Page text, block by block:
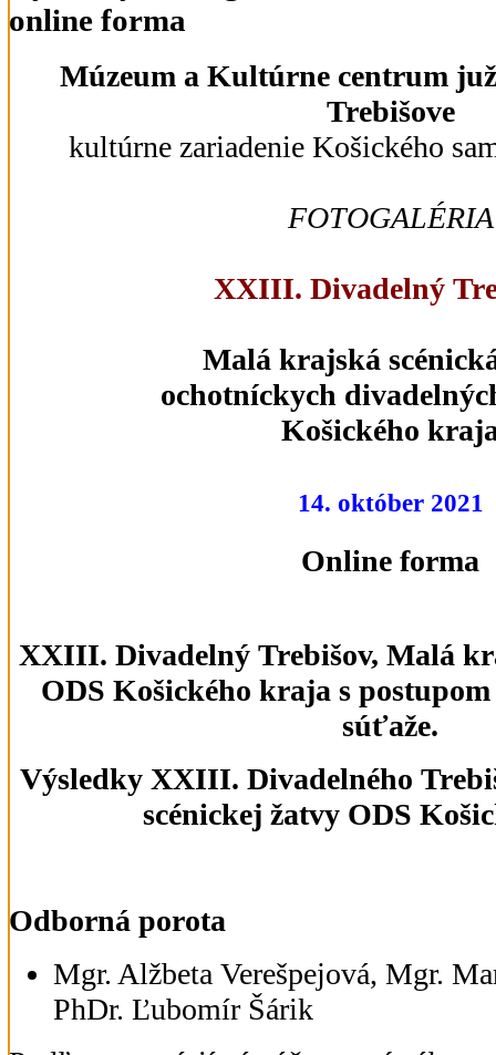
online forma
Múzeum a Kultúrne centrum
Trebišove
kultúrne zariadenie Košického
FOTOGALÉRIA
XXIII. Divadelný
Malá krajská
ochotníckych
Košického
14. október 2021
Online forma
XXIII. Divadelný Trebišov, Malá
ODS Košického kraja s postupom
súťaže.
Výsledky XXIII. Divadelného
scénickej žatvy ODS
Odborná porota
Mgr. Alžbeta Verešpejová, Mgr.
PhDr. Ľubomír Šárik